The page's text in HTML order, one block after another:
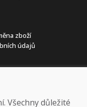
zboží
údajů
Všechny důležité